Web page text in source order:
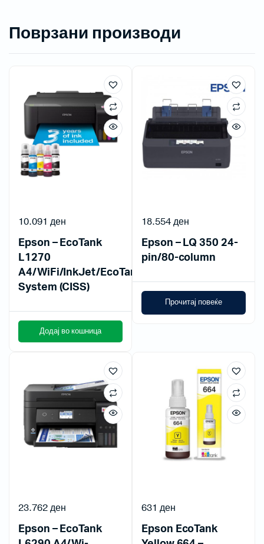
Поврзани производи
Epson – EcoTank
L1270
A4/WiFi/InkJet/EcoTank
System (CISS)
10.091 ден
Додај во кошница
Epson – LQ 350 24-
pin/80-column
18.554ден
Прочитај повеќе
Epson – EcoTank
23.762ден
Epson EcoTank
631 ден